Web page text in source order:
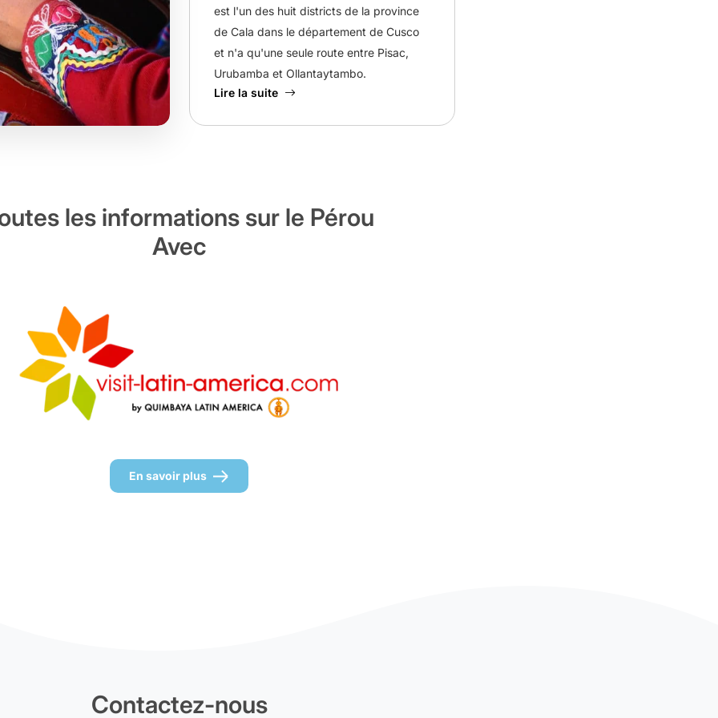
est l'un des huit districts de la province
de Cala dans le département de Cusco
et n'a qu'une seule route entre Pisac,
Urubamba et Ollantaytambo.
Lire la suite
les informations sur le Pérou
Avec
En savoir plus
Contactez-nous